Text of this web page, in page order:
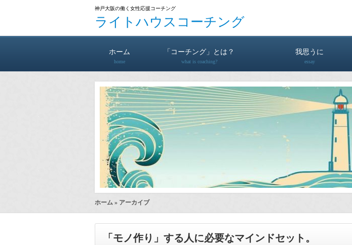
神戸大阪の働く女性応援コーチング
ライトハウスコーチング
ホーム
home
「コーチング」とは？
what is coaching?
我思うに
essay
ホーム » アーカイブ
「モノ作り」する人に必要なマインドセット。